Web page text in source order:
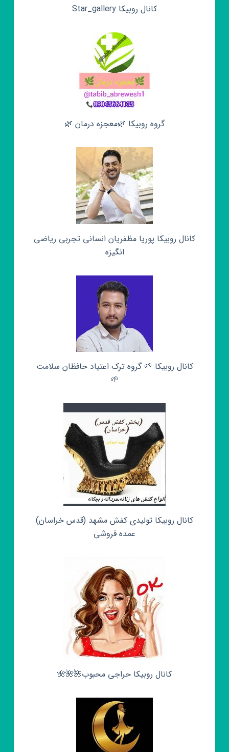
کانال روبیکا Star_gallery
گروه روبیکا 🌿معجزه درمان 🌿
کانال روبیکا پوریا مظفریان انسانی تجربی ریاضی
انگیزه
کانال روبیکا 🌱 گروه ترک اعتیاد حافظان سلامت
🌱
کانال روبیکا تولیدی کفش مشهد (قدس خراسان)
عمده فروشی
کانال روبیکا حراجی محبوب🌺🌺🌺